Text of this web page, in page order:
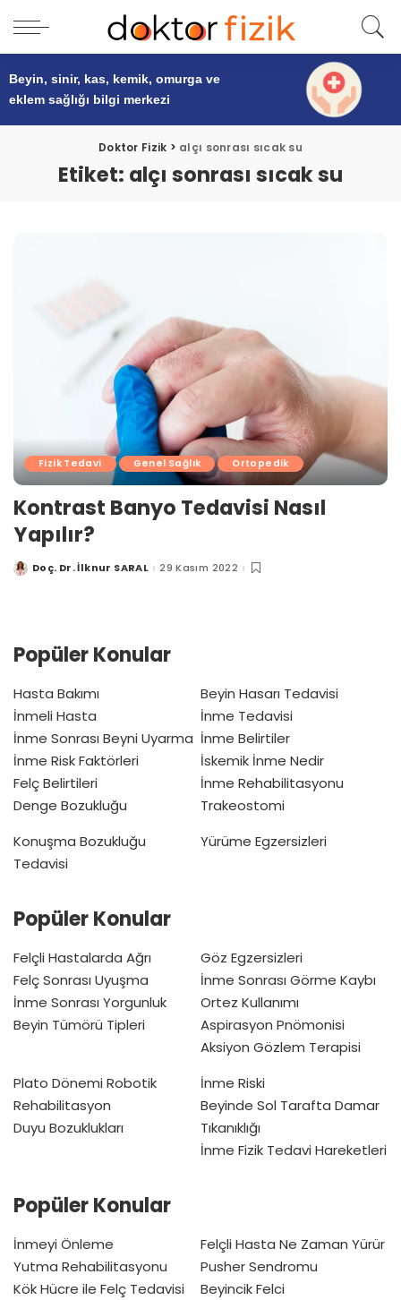
Beyin, sinir, kas, kemik, omurga ve
eklem sağlığı bilgi merkezi
Doktor Fizik > alçı sonrası sıcak su
Etiket: alçı sonrası sıcak su
Fizik Tedavi Genel Sağlık Ortopedik
Kontrast Banyo Tedavisi Nasıl
Yapılır?
PostedDoç. Dr. İlknur SARAL 29 Kasım 2022
Popüler Konular
Hasta Bakımı
İnmeli Hasta
İnme Sonrası Beyni Uyarma
İnme Risk Faktörleri
Felç Belirtileri
Denge Bozukluğu
Beyin Hasarı Tedavisi
İnme Tedavisi
İnme Belirtiler
İskemik İnme Nedir
İnme Rehabilitasyonu
Trakeostomi
Konuşma Bozukluğu
Tedavisi
Yürüme Egzersizleri
Popüler Konular
Felçli Hastalarda Ağrı
Felç Sonrası Uyuşma
İnme Sonrası Yorgunluk
Beyin Tümörü Tipleri
Göz Egzersizleri
İnme Sonrası Görme Kaybı
Ortez Kullanımı
Aspirasyon Pnömonisi
Aksiyon Gözlem Terapisi
Plato Dönemi Robotik
Rehabilitasyon
Duyu Bozuklukları
İnme Riski
Beyinde Sol Tarafta Damar
Tıkanıklığı
İnme Fizik Tedavi Hareketleri
Popüler Konular
İnmeyi Önleme
Yutma Rehabilitasyonu
Kök Hücre ile Felç Tedavisi
Felçli Hasta Ne Zaman Yürür
Pusher Sendromu
Beyincik Felci